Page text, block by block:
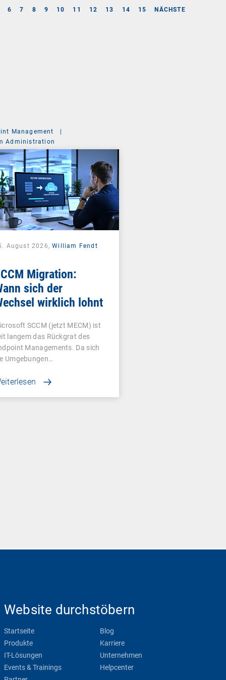
6 7 8 9 10 11 12 13 14 15 NÄCHSTE
Management
Administration
August 2026,William Fendt
Migration:
sich der
wirklich lohnt
SCCM (jetzt MECM) ist
langem das Rückgrat des
Managements. Da sich
Umgebungen…
Website durchstöbern
Startseite
Produkte
IT-Lösungen
Events & Trainings
Blog
Karriere
Unternehmen
Helpcenter